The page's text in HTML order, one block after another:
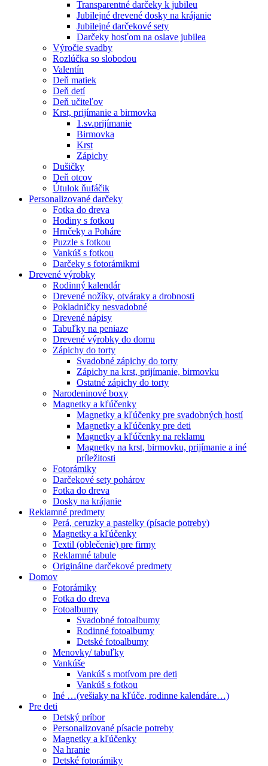
Transparentné darčeky k jubileu
Jubilejné drevené dosky na krájanie
Jubilejné darčekové sety
Darčeky hosťom na oslave jubilea
Výročie svadby
Rozlúčka so slobodou
Valentín
Deň matiek
Deň detí
Deň učiteľov
Krst, prijímanie a birmovka
1.sv.prijímanie
Birmovka
Krst
Zápichy
Dušičky
Deň otcov
Útulok ňufáčik
Personalizované darčeky
Fotka do dreva
Hodiny s fotkou
Hrnčeky a Poháre
Puzzle s fotkou
Vankúš s fotkou
Darčeky s fotorámikmi
Drevené výrobky
Rodinný kalendár
Drevené nožíky, otváraky a drobnosti
Pokladničky nesvadobné
Drevené nápisy
Tabuľky na peniaze
Drevené výrobky do domu
Zápichy do torty
Svadobné zápichy do torty
Zápichy na krst, prijímanie, birmovku
Ostatné zápichy do torty
Narodeninové boxy
Magnetky a kľúčenky
Magnetky a kľúčenky pre svadobných hostí
Magnetky a kľúčenky pre deti
Magnetky a kľúčenky na reklamu
Magnetky na krst, birmovku, prijímanie a iné
príležitosti
Fotorámiky
Darčekové sety pohárov
Fotka do dreva
Dosky na krájanie
Reklamné predmety
Perá, ceruzky a pastelky (písacie potreby)
Magnetky a kľúčenky
Textil (oblečenie) pre firmy
Reklamné tabule
Originálne darčekové predmety
Domov
Fotorámiky
Fotka do dreva
Fotoalbumy
Svadobné fotoalbumy
Rodinné fotoalbumy
Detské fotoalbumy
Menovky/ tabuľky
Vankúše
Vankúš s motívom pre deti
Vankúš s fotkou
Iné …(vešiaky na kľúče, rodinne kalendáre…)
Pre deti
Detský príbor
Personalizované písacie potreby
Magnetky a kľúčenky
Na hranie
Detské fotorámiky